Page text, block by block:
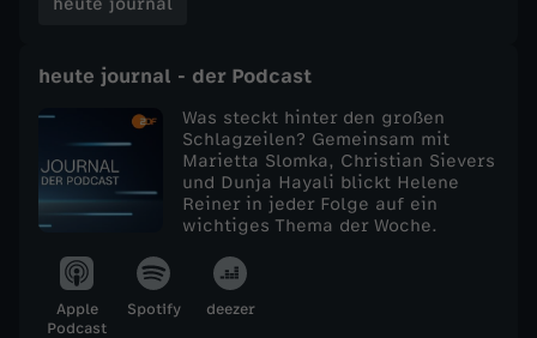
u
n
l
heute journal
heute journal - der Podcast
Was steckt hinter den großen
Schlagzeilen? Gemeinsam mit
Marietta Slomka, Christian Sievers
und Dunja Hayali blickt Helene
Reiner in jeder Folge auf ein
wichtiges Thema der Woche.
Apple
Podcast
Spotify deezer